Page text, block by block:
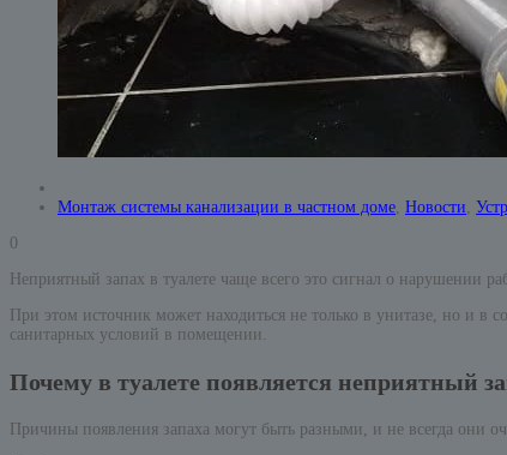
Монтаж системы канализации в частном доме, Новости,
0
Неприятный запах в туалете чаще всего это сигнал о нарушении
При этом источник может находиться не только в унитазе, но и
санитарных условий в помещении.
Почему в туалете появляется неприятный
Причины появления запаха могут быть разными, и не всегда они